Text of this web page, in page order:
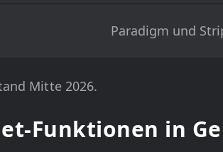
Paradigm und
Mitte 2026.
Funktionen in